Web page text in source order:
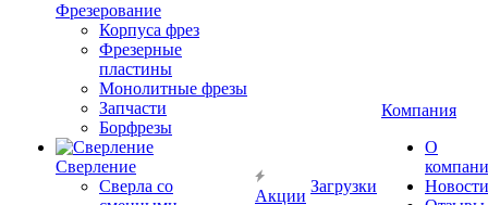
Фрезерование
Корпуса фрез
Фрезерные
пластины
Монолитные фрезы
Запчасти
Борфрезы
Сверление
Сверла со
Акции
Загрузки
Компания
О
Новости